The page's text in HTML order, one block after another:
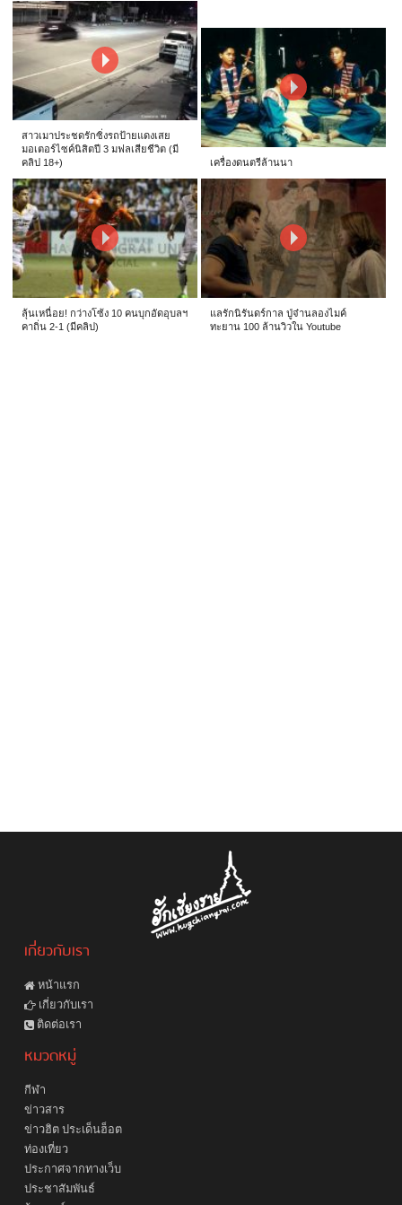
สาวเมาประชดรักซิ่งรถป้ายแดงเสย
มอเตอร์ไซค์นิสิตปี 3 มฟลเสียชีวิต (มี
คลิป 18+)
เครื่องดนตรีล้านนา
ลุ้นเหนื่อย! กว่างโซ้ง 10 คนบุกอัดอุบลฯ
คาถิ่น 2-1 (มีคลิป)
แลรักนิรันดร์กาล ปู่จ๋านลองไมค์
ทะยาน 100 ล้านวิวใน Youtube
เกี่ยวกับเรา
หน้าแรก
เกี่ยวกับเรา
ติดต่อเรา
หมวดหมู่
กีฬา
ข่าวสาร
ข่าวฮิต ประเด็นฮ็อต
ท่องเที่ยว
ประกาศจากทางเว็บ
ประชาสัมพันธ์